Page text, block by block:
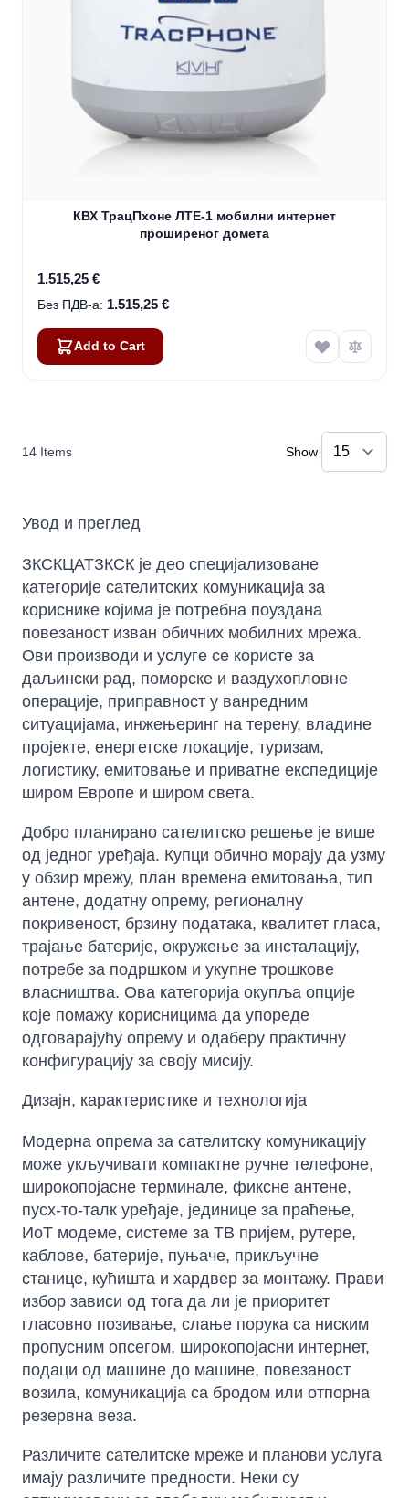
КВХ ТрацПхоне ЛТЕ-1 мобилни интернет
проширеног домета
1.515,25 €
1.515,25 €
Add to Cart
14 Items Show
Увод и преглед
ЗКСКЦАТЗКСК је део специјализоване
категорије сателитских комуникација за
кориснике којима је потребна поуздана
повезаност изван обичних мобилних мрежа.
Ови производи и услуге се користе за
даљински рад, поморске и ваздухопловне
операције, приправност у ванредним
ситуацијама, инжењеринг на терену, владине
пројекте, енергетске локације, туризам,
логистику, емитовање и приватне експедиције
широм Европе и широм света.
Добро планирано сателитско решење је више
од једног уређаја. Купци обично морају да узму
у обзир мрежу, план времена емитовања, тип
антене, додатну опрему, регионалну
покривеност, брзину података, квалитет гласа,
трајање батерије, окружење за инсталацију,
потребе за подршком и укупне трошкове
власништва. Ова категорија окупља опције
које помажу корисницима да упореде
одговарајућу опрему и одаберу практичну
конфигурацију за своју мисију.
Дизајн, карактеристике и технологија
Модерна опрема за сателитску комуникацију
може укључивати компактне ручне телефоне,
широкопојасне терминале, фиксне антене,
пусх-то-талк уређаје, јединице за праћење,
ИоТ модеме, системе за ТВ пријем, рутере,
каблове, батерије, пуњаче, прикључне
станице, кућишта и хардвер за монтажу. Прави
избор зависи од тога да ли је приоритет
гласовно позивање, слање порука са ниским
пропусним опсегом, широкопојасни интернет,
подаци од машине до машине, повезаност
возила, комуникација са бродом или отпорна
резервна веза.
Различите сателитске мреже и планови услуга
имају различите предности. Неки су